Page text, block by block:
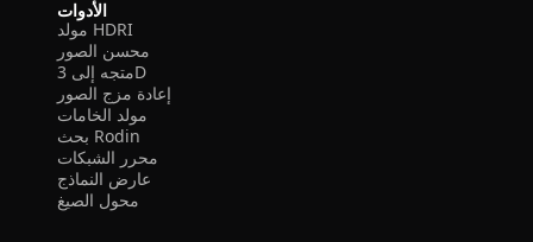
الأدوات
مولد HDRI
محسن الصور
متجه إلى 3D
إعادة مزج الصور
مولد الخامات
بحث Rodin
محرر الشبكات
عارض النماذج
محول الصيغ